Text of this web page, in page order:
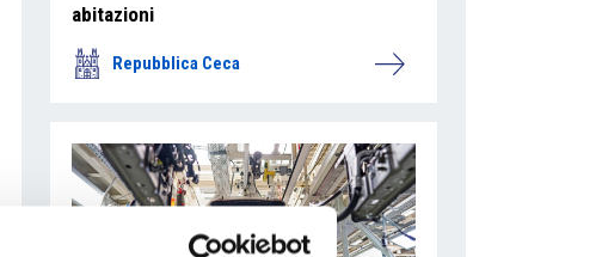
abitazioni
Repubblica Ceca